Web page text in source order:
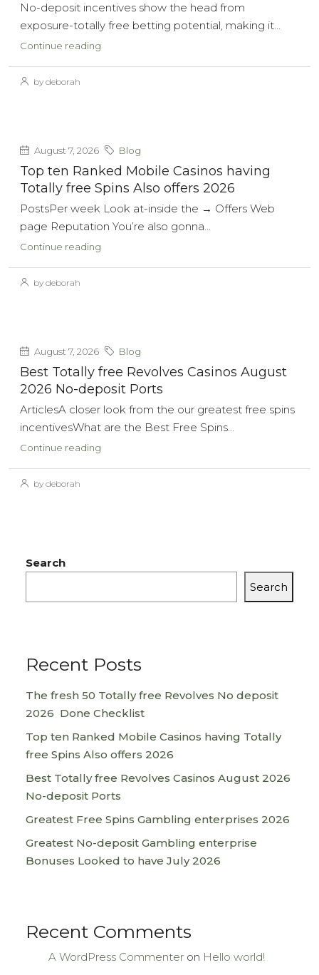
No-deposit incentives show the head from
exposure-totally free betting potential, making it...
Continue reading
by deborah
August 7, 2026 Blog
Top ten Ranked Mobile Casinos having
Totally free Spins Also offers 2026
PostsPer week Look at-inside the → Offers Web
page Reputation You’re also gonna...
Continue reading
by deborah
August 7, 2026 Blog
Best Totally free Revolves Casinos August
2026 No-deposit Ports
ArticlesA closer look from the our greatest free spins
incentivesWhat are the Best Free Spins...
Continue reading
by deborah
Search
Search
Recent Posts
The fresh 50 Totally free Revolves No deposit
2026 ️ Done Checklist
Top ten Ranked Mobile Casinos having Totally
free Spins Also offers 2026
Best Totally free Revolves Casinos August 2026
No-deposit Ports
Greatest Free Spins Gambling enterprises 2026
Greatest No-deposit Gambling enterprise
Bonuses Looked to have July 2026
Recent Comments
A WordPress Commenter on Hello world!